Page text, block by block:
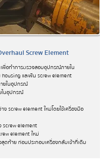
Screw Element
พื่อทำการตรวจสอบอุปกรณ์ภายใน
และฟัน screw element
ยในอุปกรณ์
ในอุปกรณ์
ง screw element ใหม่โดยใช้เครื่องมือ
screw element
element ใหม่
ท้าย ก่อนประกอบเครื่องกลับเข้าที่เดิม